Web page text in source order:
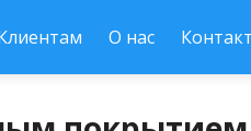
О нас